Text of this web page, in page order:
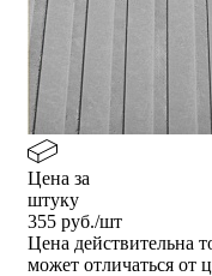
Цена за
штуку
355 руб./шт
Цена действительна
может отличаться от